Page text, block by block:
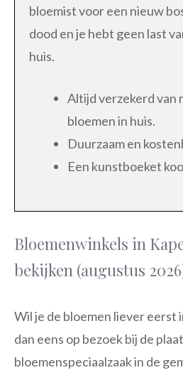
bloemist voor een nieuw
dood en je hebt geen last
huis.
Altijd verzekerd van
bloemen in huis.
Duurzaam en
Een kunstboeket
Bloemenwinkels in
bekijken (augustus
Wil je de bloemen liever eerst
dan eens op bezoek bij de
bloemenspeciaalzaak in de